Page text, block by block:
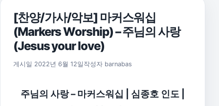
[찬양/가사/악보] 마커스워십
(Markers Worship) – 주님의 사랑
(Jesus your love)
게시일 2022년 6월 12일 2025년 11월 18일
작성자 barnabas
주님의 사랑 – 마커스워십 | 심종호 인도 |